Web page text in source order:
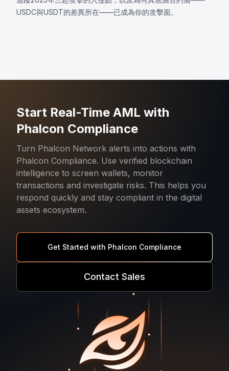
USDC與USDT的差異所在——已成為你的攻擊面。
Start Real-Time AML with
Phalcon Compliance
Turn Phalcon Network alerts into actions with
Phalcon Compliance. Use verified blockchain
intelligence to screen wallets, monitor
transactions and investigate risks. This helps you
respond quickly and stay compliant in the digital
assets ecosystem.
Get Started with Phalcon Compliance
Contact Sales